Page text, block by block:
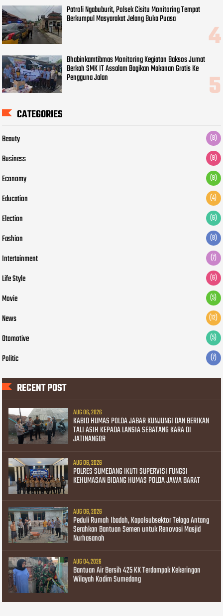
Patroli Ngabuburit, Polsek Cisitu Monitoring Tempat
Berkumpul Masyarakat Jelang Buka Puasa
Bhabinkamtibmas Monitoring Kegiatan Baksos Jumat
Berkah SMK IT Assalam Bagikan Makanan Gratis Ke
Pengguna Jalan
CATEGORIES
Beauty (8)
Business (9)
Economy (9)
Education (4)
Election (6)
Fashion (8)
Intertainment (7)
Life Style (6)
Movie (5)
News (12)
Otomotive (5)
Politic (7)
RECENT POST
AUG 06, 2026
KABID HUMAS POLDA JABAR KUNJUNGI DAN BERIKAN
TALI ASIH KEPADA LANSIA SEBATANG KARA DI
JATINANGOR
AUG 06, 2026
POLRES SUMEDANG IKUTI SUPERVISI FUNGSI
KEHUMASAN BIDANG HUMAS POLDA JAWA BARAT
AUG 06, 2026
Peduli Rumah Ibadah, Kapolsubsektor Telaga Antang
Serahkan Bantuan Semen untuk Renovasi Masjid
Nurhasanah
AUG 04, 2026
Bantuan Air Bersih 425 KK Terdampak Kekeringan
Wilayah Kodim Sumedang